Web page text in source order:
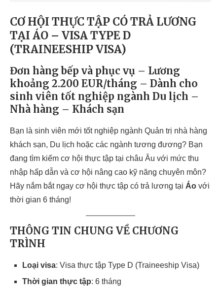
CƠ HỘI THỰC TẬP CÓ TRẢ LƯƠNG
TẠI ÁO – VISA TYPE D
(TRAINEESHIP VISA)
Đơn hàng bếp và phục vụ – Lương
khoảng 2.200 EUR/tháng – Dành cho
sinh viên tốt nghiệp ngành Du lịch –
Nhà hàng – Khách sạn
Bạn là sinh viên mới tốt nghiệp ngành Quản trị nhà hàng
khách sạn, Du lịch hoặc các ngành tương đương? Bạn
đang tìm kiếm cơ hội thực tập tại châu Âu với mức thu
nhập hấp dẫn và cơ hội nâng cao kỹ năng chuyên môn?
Hãy nắm bắt ngay cơ hội thực tập có trả lương tại Áo với
thời gian 6 tháng!
THÔNG TIN CHUNG VỀ CHƯƠNG
TRÌNH
Loại visa: Visa thực tập Type D (Traineeship Visa)
Thời gian thực tập: 6 tháng